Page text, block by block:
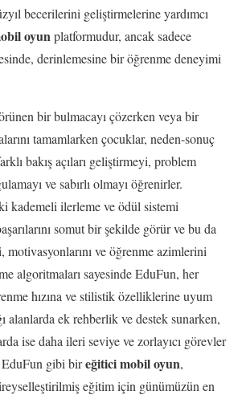
becerilerini geliştirmelerine yardımcı
oyunplatformudur, ancak sadece
derinlemesine bir öğrenme deneyimi
bir bulmacayı çözerken veya bir
tamamlarken çocuklar, neden-sonuç
bakış açıları geliştirmeyi, problem
ve sabırlı olmayı öğrenirler.
kademeli ilerleme ve ödül sistemi
somut bir şekilde görür ve bu da
motivasyonlarını ve öğrenme azimlerini
algoritmaları sayesinde EduFun, her
hızına ve stilistik özelliklerine uyum
alanlarda ek rehberlik ve destek sunarken,
ise daha ileri seviye ve zorlayıcı görevler
EduFun gibi bireğitici mobil oyun,
eğitim için günümüzün en